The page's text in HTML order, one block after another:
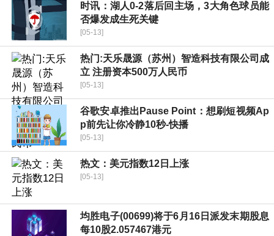
时讯：湖人0-2落后回主场，3大角色球员能
否爆发成生死关键
[05-13]
热门:天乐晟源（苏州）智造科技有限公司成
立 注册资本500万人民币
[05-13]
谷歌安卓推出Pause Point：想刷短视频Ap
p前先让你冷静10秒-快播
[05-13]
热文：美元指数12日上涨
[05-13]
均胜电子(00699)将于6月16日派发末期股息
每10股2.057467港元